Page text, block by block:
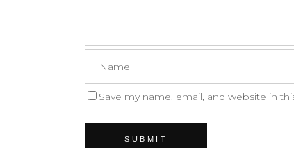
Save my name, email, and website in